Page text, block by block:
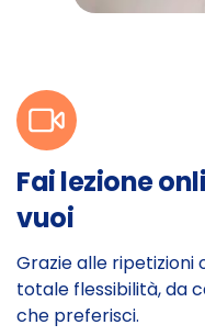
Fai lezione
vuoi
Grazie alle ripetizioni
totale flessibilità, da
che preferisci.